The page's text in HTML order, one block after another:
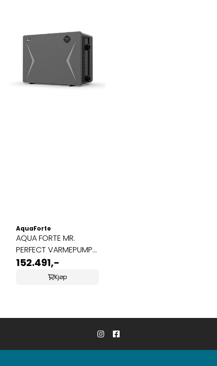
AquaForte
AQUA FORTE MR.
PERFECT VARMEPUMPE
41KW
152.491,-
Kjøp